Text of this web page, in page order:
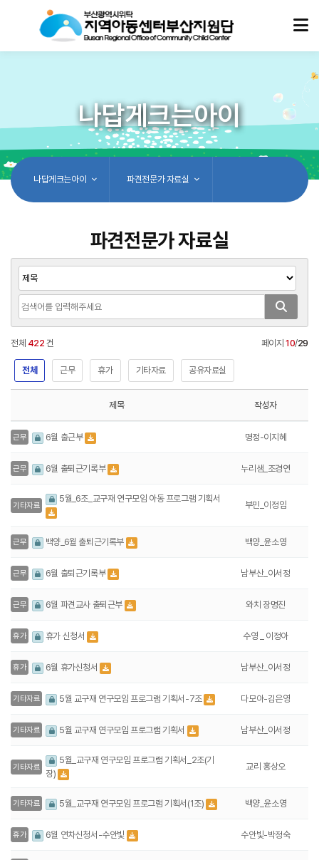
나답게크는아이
나답게크는아이 파견전문가 자료실
파견전문가 자료실
전체 422 건 페이지 10/29
전체 근무 휴가 기타자료 공유자료실
제목 작성자
근무 6월 출근부 명정-이지혜
근무 6월 출퇴근기록부 누리샘_조경연
기타자료
5월_6조_교구재 연구모임 아동 프로그램 기획서
부민_이정임
근무 백양_6월 출퇴근기록부 백양_윤소영
근무 6월 출퇴근기록부 남부산_이서정
근무 6월 파견교사 출퇴근부 와치 장명진
휴가 휴가 신청서 수영 _ 이정아
휴가 6월 휴가신청서 남부산_이서정
기타자료 5월 교구재 연구모임 프로그램 기획서-7조 다모아-김은영
기타자료 5월 교구재 연구모임 프로그램 기획서 남부산_이서정
기타자료
5월_교구재 연구모임 프로그램 기획서_2조(기
장)
교리 홍상오
기타자료 5월_교구재 연구모임 프로그램 기획서(1조) 백양_윤소영
휴가 6월 연차신청서-수안빛 수안빛-박정숙